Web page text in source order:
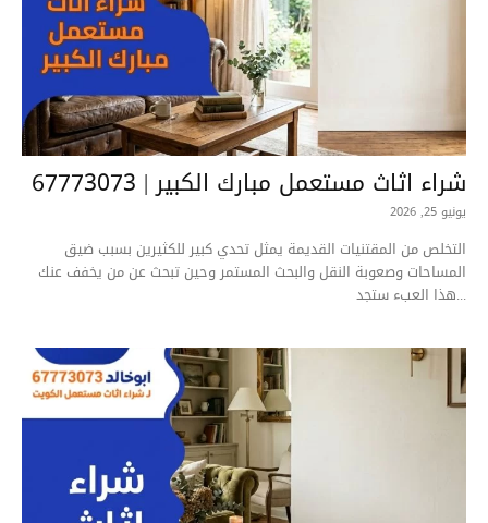
شراء اثاث مستعمل مبارك الكبير | 67773073
يونيو 25, 2026
التخلص من المقتنيات القديمة يمثل تحدي كبير للكثيرين بسبب ضيق
المساحات وصعوبة النقل والبحث المستمر وحين تبحث عن من يخفف عنك
هذا العبء ستجد...